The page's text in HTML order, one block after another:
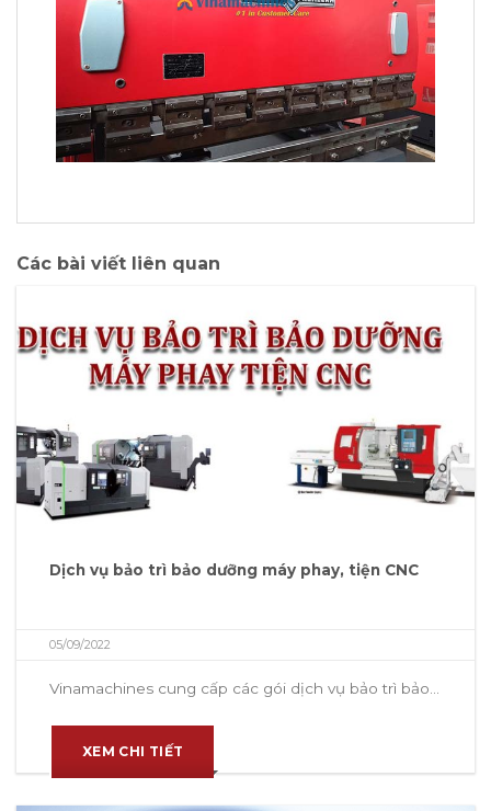
Các bài viết liên quan
Dịch vụ bảo trì bảo dưỡng máy phay, tiện CNC
05/09/2022
Vinamachines cung cấp các gói dịch vụ bảo trì bảo...
XEM CHI TIẾT